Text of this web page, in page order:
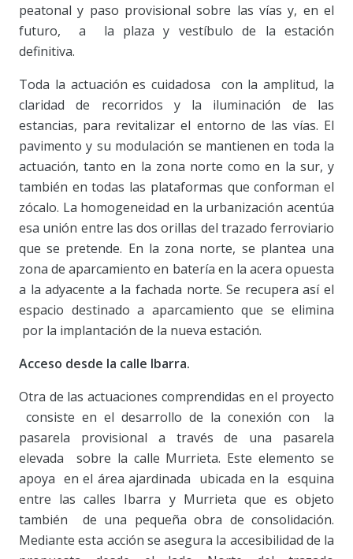
peatonal y paso provisional sobre las vías y, en el
futuro, a la plaza y vestíbulo de la estación
definitiva.
Toda la actuación es cuidadosa con la amplitud, la
claridad de recorridos y la iluminación de las
estancias, para revitalizar el entorno de las vías. El
pavimento y su modulación se mantienen en toda la
actuación, tanto en la zona norte como en la sur, y
también en todas las plataformas que conforman el
zócalo. La homogeneidad en la urbanización acentúa
esa unión entre las dos orillas del trazado ferroviario
que se pretende. En la zona norte, se plantea una
zona de aparcamiento en batería en la acera opuesta
a la adyacente a la fachada norte. Se recupera así el
espacio destinado a aparcamiento que se elimina
por la implantación de la nueva estación.
Acceso desde la calle Ibarra.
Otra de las actuaciones comprendidas en el proyecto
consiste en el desarrollo de la conexión con la
pasarela provisional a través de una pasarela
elevada sobre la calle Murrieta. Este elemento se
apoya en el área ajardinada ubicada en la esquina
entre las calles Ibarra y Murrieta que es objeto
también de una pequeña obra de consolidación.
Mediante esta acción se asegura la accesibilidad de la